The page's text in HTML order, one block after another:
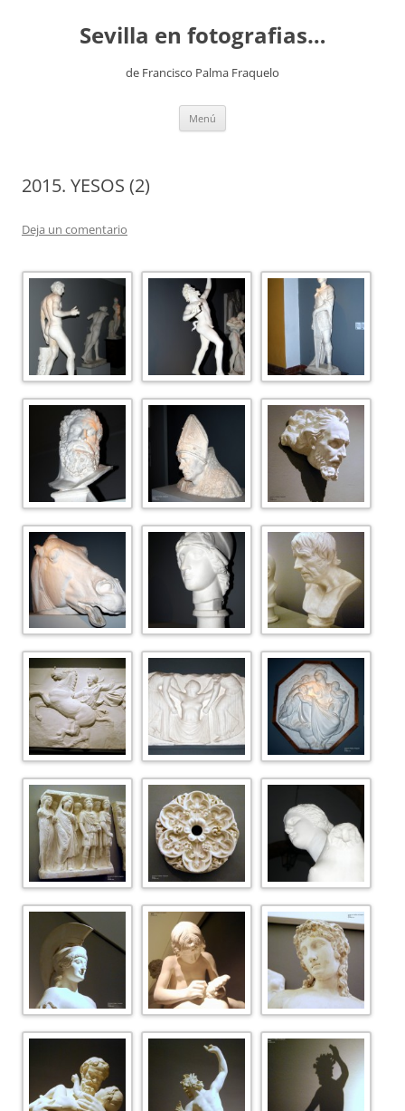
contenidoSevilla en fotografias…
de Francisco Palma Fraquelo
Menú
2015. YESOS (2)
Deja un comentario